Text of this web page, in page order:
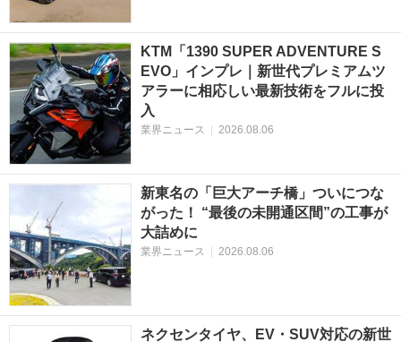
KTM「1390 SUPER ADVENTURE S
EVO」インプレ｜新世代プレミアムツ
アラーに相応しい最新技術をフルに投
入
業界ニュース 2026.08.06
新東名の「巨大アーチ橋」ついにつな
がった！ “最後の未開通区間”の工事が
大詰めに
業界ニュース 2026.08.06
ネクセンタイヤ、EV・SUV対応の新世